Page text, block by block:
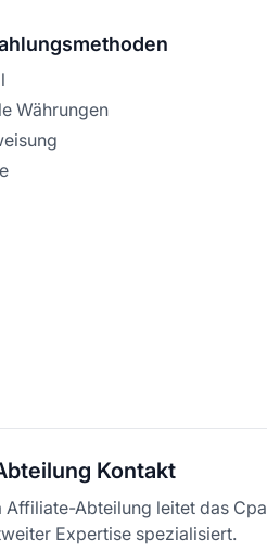
Währungen
Kontakt
Affiliate-Abteilung leitet das
Expertise spezialisiert.